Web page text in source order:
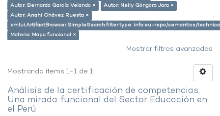
Autor: Bernardo García Velando ×
Autor: Nelly Góngora Jara ×
Autor: Anahí Chávez Ruesta ×
xmlui.ArtifactBrowser.SimpleSearch.filter.type: info:eu-repo/semantics/
Materia: Mapa funcional ×
Mostrar filtros avanzados
Mostrando ítems 1-1 de 1
Análisis de la certificación de competencias:
Una mirada funcional del Sector Educación en
el Perú